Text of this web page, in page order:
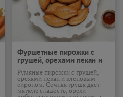
Фуршетные пирожки с
грушей, орехами пекан и
кленовым сиропом 450 г
(10шт)
Румяные пирожки с грушей,
орехами пекан и кленовым
сиропом. Сочная груша даёт
мягкую сладость, орехи